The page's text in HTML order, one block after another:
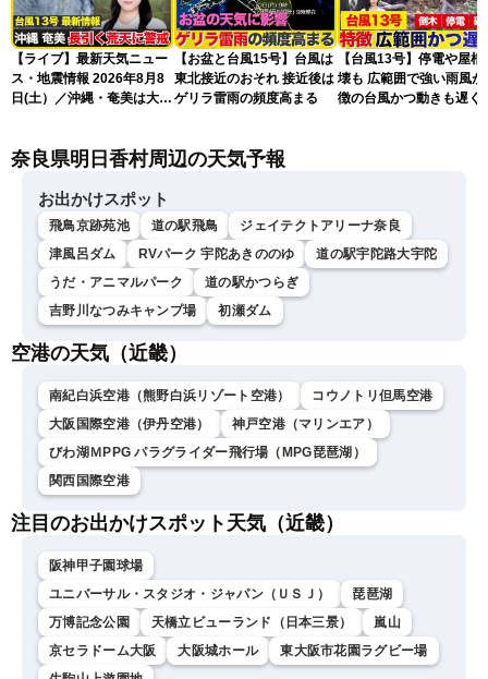
【ライブ】最新天気ニュー
ス・地震情報 2026年8月8
日(土）／沖縄・奄美は大荒
ュースLiVEコーヒータイ
【お盆と台風15号】台風は
東北接近のおそれ 接近後は
ゲリラ雷雨の頻度高まる
【台風13号】停電や屋根
壊も 広範囲で強い雨風が
徴の台風かつ動きも遅く
奈良県明日香村周辺の天気予報
お出かけスポット
飛鳥京跡苑池 道の駅飛鳥
ジェイテクトアリーナ奈良
津風呂ダム
RVパーク 宇陀あきののゆ
道の駅宇陀路大宇陀
うだ・アニマルパーク
道の駅かつらぎ
吉野川なつみキャンプ場
初瀬ダム
空港の天気（近畿）
南紀白浜空港（熊野白浜リゾート空港）
コウノトリ但馬空港
大阪国際空港（伊丹空港）
神戸空港（マリンエア）
びわ湖ＭPPG パラグライダー飛行場（MPG琵琶湖）
関西国際空港
注目のお出かけスポット天気（近畿）
阪神甲子園球場
ユニバーサル・スタジオ・ジャパン（ＵＳＪ）
琵琶湖
万博記念公園
天橋立ビューランド（日本三景）
嵐山
京セラドーム大阪
大阪城ホール
東大阪市花園ラグビー場